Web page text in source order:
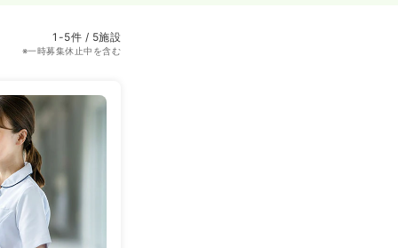
1-5件 / 5施設
※一時募集休止中を含む